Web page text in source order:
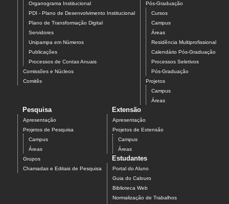
Organograma Institucional
PDI - Plano de Desenvolvimento Institucional
Plano de Transformação Digital
Servidores
Unipampa em Números
Publicações
Processos de Contas Anuais
Comissões e Núcleos
Comitês
Pós-Graduação
Cursos
Campus
Áreas
Residência Multiprofissional
Calendário Pós-Graduação
Processos Seletivos
Pós-Graduação
Projetos
Campus
Áreas
Pesquisa
Apresentação
Projetos de Pesquisa
Campus
Áreas
Grupos
Chamadas e Editais de Pesquisa
Extensão
Apresentação
Projetos de Extensão
Campus
Áreas
Estudantes
Portal do Aluno
Guia do Calouro
Biblioteca Web
Normalização de Trabalhos